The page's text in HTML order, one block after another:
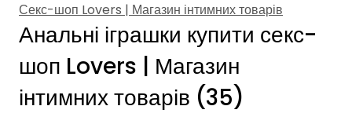
Секс-шоп Lovers | Магазин інтимних товарів
Анальні іграшки купити секс-
шоп Lovers | Магазин
інтимних товарів (35)